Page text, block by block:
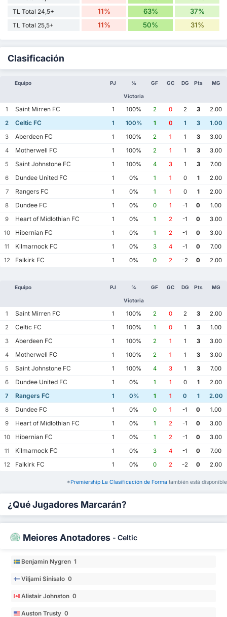
TL Total 24,5+ 11% 63% 37%
TL Total 25,5+ 11% 50% 31%
Clasificación
Equipo PJ %
Victoria
GF GC DG Pts MG
1 Saint Mirren FC 1 100% 2 0 2 3
2.00
2
Celtic FC 1 100% 1 0 1 3
1.00
3
Aberdeen FC 1 100% 2 1 1 3
3.00
4
Motherwell FC 1 100% 2 1 1 3
3.00
5
Saint Johnstone FC 1 100% 4 3 1 3
7.00
6
Dundee United FC 1 0% 1 1 0 1
2.00
7
Rangers FC 1 0% 1 1 0 1
2.00
8
Dundee FC 1 0% 0 1 -1 0
1.00
9
Heart of Midlothian FC 1 0% 1 2 -1 0
3.00
10
Hibernian FC 1 0% 1 2 -1 0
3.00
11
Kilmarnock FC 1 0% 3 4 -1 0
7.00
12
Falkirk FC 1 0% 0 2 -2 0 2.00
Equipo PJ %
Victoria
GF GC DG Pts MG
1 Saint Mirren FC 1 100% 2 0 2 3
2.00
2
Celtic FC 1 100% 1 0 1 3
1.00
3
Aberdeen FC 1 100% 2 1 1 3
3.00
4
Motherwell FC 1 100% 2 1 1 3
3.00
5
Saint Johnstone FC 1 100% 4 3 1 3
7.00
6
Dundee United FC 1 0% 1 1 0 1
2.00
7
Rangers FC 1 0% 1 1 0 1
2.00
8
Dundee FC 1 0% 0 1 -1 0
1.00
9
Heart of Midlothian FC 1 0% 1 2 -1 0
3.00
10
Hibernian FC 1 0% 1 2 -1 0
3.00
11
Kilmarnock FC 1 0% 3 4 -1 0
7.00
12
Falkirk FC 1 0% 0 2 -2 0 2.00
*Premiership La Clasificación de Forma también está disponible
¿Qué Jugadores Marcarán?
Mejores Anotadores - Celtic
Benjamin Nygren 1
Viljami Sinisalo 0
Alistair Johnston 0
Auston Trusty 0